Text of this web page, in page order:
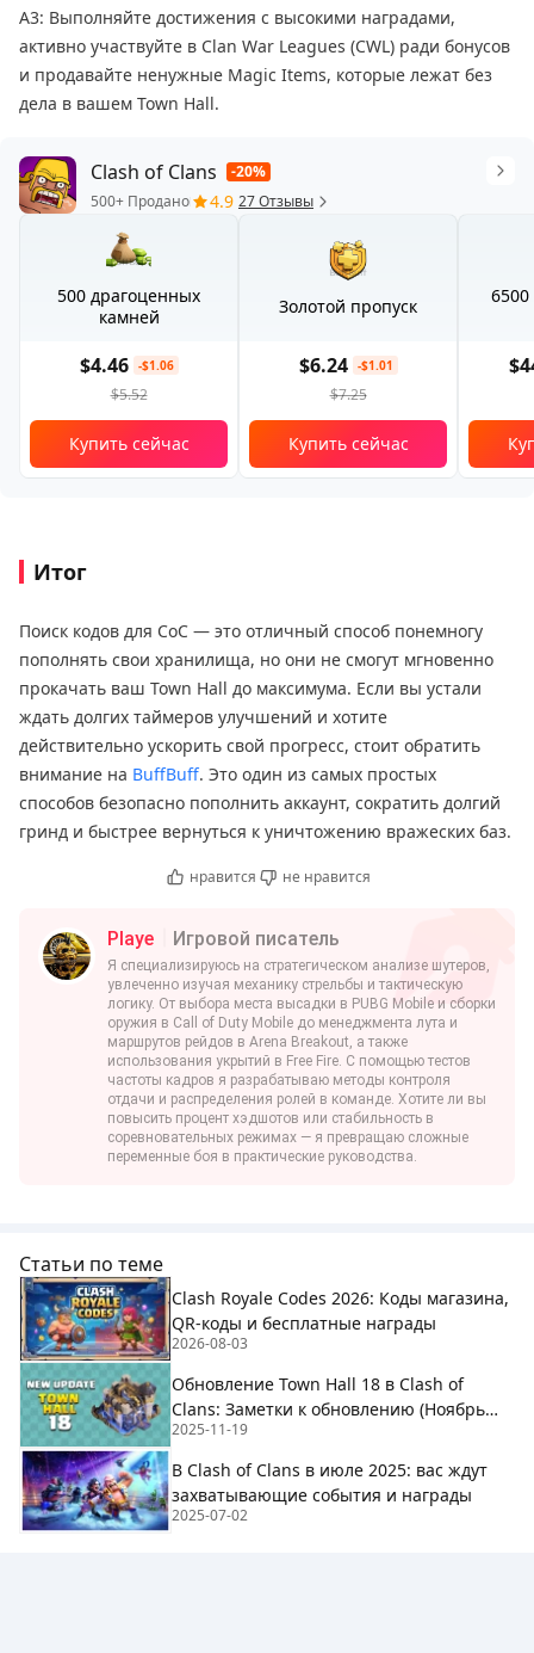
A3: Выполняйте достижения с высокими наградами,
активно участвуйте в Clan War Leagues (CWL) ради бонусов
и продавайте ненужные Magic Items, которые лежат без
дела в вашем Town Hall.
Clash of Clans
-20%
500+ Продано
4.9 27 Отзывы
500 драгоценных
камней
$4.46 -$1.06
$5.52
Купить сейчас
Золотой пропуск
$6.24 -$1.01
$7.25
Купить сейчас
Итог
Поиск кодов для CoC — это отличный способ понемногу
пополнять свои хранилища, но они не смогут мгновенно
прокачать ваш Town Hall до максимума. Если вы устали
ждать долгих таймеров улучшений и хотите
действительно ускорить свой прогресс, стоит обратить
внимание на BuffBuff. Это один из самых простых
способов безопасно пополнить аккаунт, сократить долгий
гринд и быстрее вернуться к уничтожению вражеских баз.
нравится не нравится
Playe Игровой писатель
Я специализируюсь на стратегическом анализе шутеров,
увлеченно изучая механику стрельбы и тактическую
логику. От выбора места высадки в PUBG Mobile и сборки
оружия в Call of Duty Mobile до менеджмента лута и
маршрутов рейдов в Arena Breakout, а также
использования укрытий в Free Fire. С помощью тестов
частоты кадров я разрабатываю методы контроля
отдачи и распределения ролей в команде. Хотите ли вы
повысить процент хэдшотов или стабильность в
соревновательных режимах — я превращаю сложные
переменные боя в практические руководства.
Статьи по теме
Clash Royale Codes 2026: Коды магазина,
QR-коды и бесплатные награды
2026-08-03
Обновление Town Hall 18 в Clash of
Clans: Заметки к обновлению (Ноябрь
2025)
2025-11-19
В Clash of Clans в июле 2025: вас ждут
захватывающие события и награды
2025-07-02